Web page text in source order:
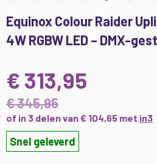
Equinox Colour Raider
4W RGBW LED – DMX-
€ 313,95
€ 345,95
of in 3 delen van € 104,65 met in3
Snel geleverd
naar
het
de
afbeeldingen-
gallerij